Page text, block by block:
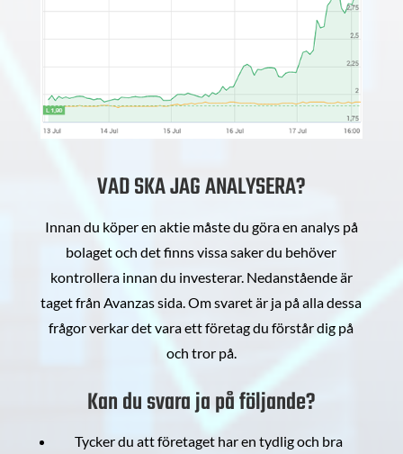
VAD SKA JAG ANALYSERA?
Innan du köper en aktie måste du göra en analys på
bolaget och det finns vissa saker du behöver
kontrollera innan du investerar. Nedanstående är
taget från Avanzas sida. Om svaret är ja på alla dessa
frågor verkar det vara ett företag du förstår dig på
och tror på.
Kan du svara ja på följande?
Tycker du att företaget har en tydlig och bra